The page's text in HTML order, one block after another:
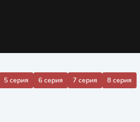
5 серия 6 серия 7 серия 8 серия